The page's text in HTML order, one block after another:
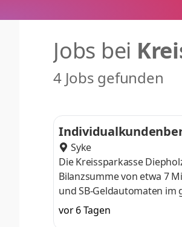
Jobs bei
4 Jobs gefunden
Syke
Die Kreissparkasse
Bilanzsumme von etwa 7
und SB-Geldautomaten
Arbeitsumfeld und
sind offen für neue Ideen
vor 6 Tagen